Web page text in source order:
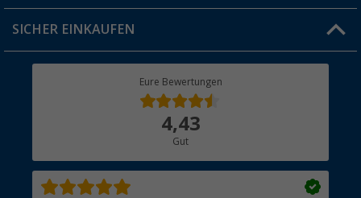
Jobs & Karriere
Rücksendung
SICHER EINKAUFEN
Eure Bewertungen
4,43
Gut